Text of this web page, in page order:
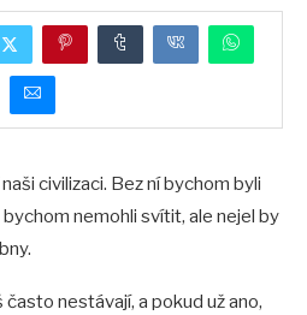
civilizaci. Bez ní bychom byli
nemohli svítit, ale nejel by
nestávají, a pokud už ano,